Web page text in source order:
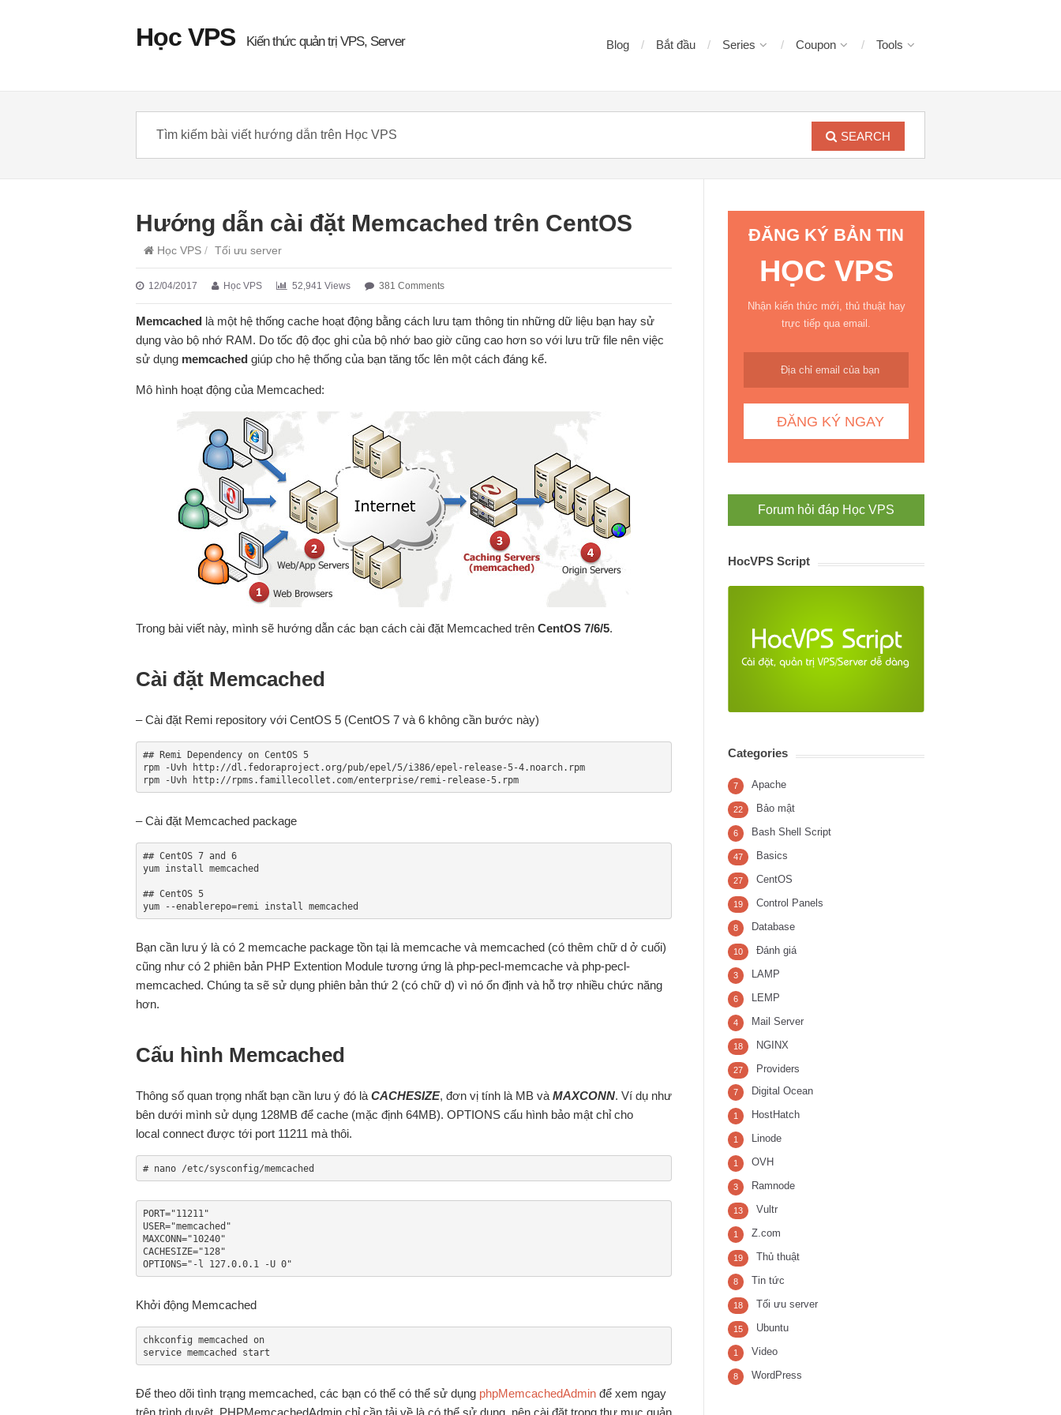
Học VPS Kiến thức quản trị VPS, Server Blog Bắt đầu Series Coupon Tools
SEARCH
Hướng dẫn cài đặt Memcached trên CentOS
Học VPS / Tối ưu server
12/04/2017 Học VPS 52,941 Views 381 Comments
Memcached là một hệ thống cache hoạt động bằng cách lưu tạm thông tin những dữ liệu bạn hay sử
dụng vào bộ nhớ RAM. Do tốc độ đọc ghi của bộ nhớ bao giờ cũng cao hơn so với lưu trữ file nên việc
sử dụng memcached giúp cho hệ thống của bạn tăng tốc lên một cách đáng kể.
Mô hình hoạt động của Memcached:
Trong bài viết này, mình sẽ hướng dẫn các bạn cách cài đặt Memcached trên CentOS 7/6/5.
Cài đặt Memcached
– Cài đặt Remi repository với CentOS 5 (CentOS 7 và 6 không cần bước này)
## Remi Dependency on CentOS 5
rpm -Uvh http://dl.fedoraproject.org/pub/epel/5/i386/epel-release-5-4.noarch.rpm
rpm -Uvh http://rpms.famillecollet.com/enterprise/remi-release-5.rpm
– Cài đặt Memcached package
## CentOS 7 and 6
yum install memcached
## CentOS 5
yum --enablerepo=remi install memcached
Bạn cần lưu ý là có 2 memcache package tồn tại là memcache và memcached (có thêm chữ d ở cuối)
cũng như có 2 phiên bản PHP Extention Module tương ứng là php-pecl-memcache và php-pecl-
memcached. Chúng ta sẽ sử dụng phiên bản thứ 2 (có chữ d) vì nó ổn định và hỗ trợ nhiều chức năng
hơn.
Cấu hình Memcached
Thông số quan trọng nhất bạn cần lưu ý đó là CACHESIZE, đơn vị tính là MB và MAXCONN. Ví dụ như
bên dưới mình sử dụng 128MB để cache (mặc định 64MB). OPTIONS cấu hình bảo mật chỉ cho
local connect được tới port 11211 mà thôi.
# nano /etc/sysconfig/memcached
PORT="11211"
USER="memcached"
MAXCONN="10240"
CACHESIZE="128"
OPTIONS="-l 127.0.0.1 -U 0"
Khởi động Memcached
chkconfig memcached on
service memcached start
Để theo dõi tình trạng memcached, các bạn có thể có thể sử dụng phpMemcachedAdmin để xem ngay
trên trình duyệt. PHPMemcachedAdmin chỉ cần tải về là có thể sử dụng, nên cài đặt trong thư mục quản
ĐĂNG KÝ BẢN TIN
HỌC VPS
Nhận kiến thức mới, thủ thuật hay
trực tiếp qua email.
Forum hỏi đáp Học VPS
HocVPS Script
Categories
Apache
7
Bảo mật
22
Bash Shell Script
6
Basics
47
CentOS
27
Control Panels
19
Database
8
Đánh giá
10
LAMP
3
LEMP
6
Mail Server
4
NGINX
18
Providers
27
Digital Ocean
7
HostHatch
1
Linode
1
OVH
1
Ramnode
3
Vultr
13
Z.com
1
Thủ thuật
19
Tin tức
8
Tối ưu server
18
Ubuntu
15
Video
1
WordPress
8